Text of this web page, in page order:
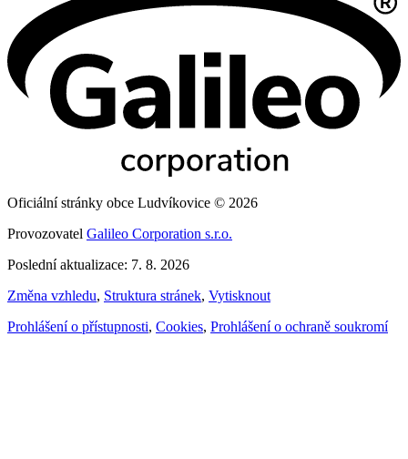
Oficiální stránky obce Ludvíkovice © 2026
Provozovatel Galileo Corporation s.r.o.
Poslední aktualizace: 7. 8. 2026
Změna vzhledu, Struktura stránek, Vytisknout
Prohlášení o přístupnosti, Cookies, Prohlášení o ochraně soukromí